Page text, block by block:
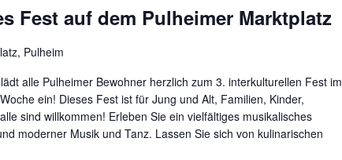
Fest auf dem Pulheimer Marktplatz
Pulheim
alle Pulheimer Bewohner herzlich zum 3. interkulturellen Fest im
ein! Dieses Fest ist für Jung und Alt, Familien, Kinder,
sind willkommen! Erleben Sie ein vielfältiges musikalisches
moderner Musik und Tanz. Lassen Sie sich von kulinarischen